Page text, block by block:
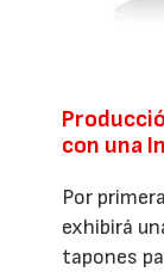
con una
Por
exhibirá
tapones